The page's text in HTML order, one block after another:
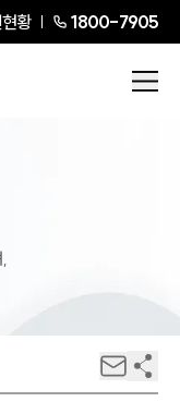
황 1800-7905